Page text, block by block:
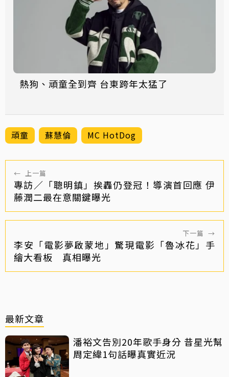
熱狗、頑童全到齊 台東跨年太猛了
頑童 蘇慧倫 MC HotDog
← 上一篇
專訪／「聰明鎮」挨轟仍登冠！導演首回應 伊
藤潤二最在意關鍵曝光
下一篇 →
李安「電影夢啟蒙地」驚現電影「魯冰花」手
繪大看板 真相曝光
最新文章
潘裕文告別20年歌手身分 昔星光幫
周定緯1句話曝真實近況